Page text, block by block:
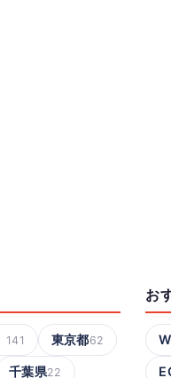
141 東京都62
千葉県22
お